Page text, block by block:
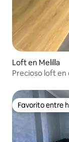
Loft en Melilla
Precioso loft
Favorito entre
Favorito entre